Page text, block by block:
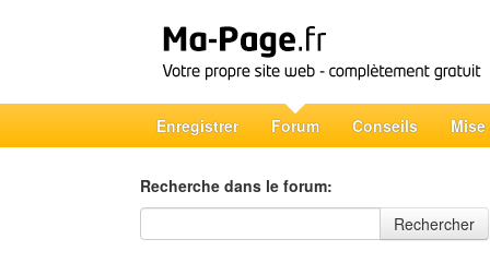
Enregistrer Forum Conseils Mise
Recherche dans le forum:
Recherche dans le forum
Rechercher